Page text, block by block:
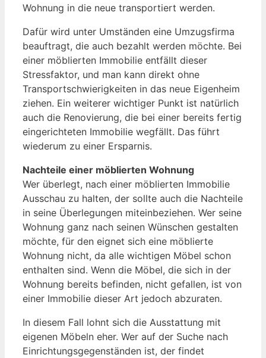
Wohnung in die neue transportiert werden.
Dafür wird unter Umständen eine Umzugsfirma
beauftragt, die auch bezahlt werden möchte. Bei
einer möblierten Immobilie entfällt dieser
Stressfaktor, und man kann direkt ohne
Transportschwierigkeiten in das neue Eigenheim
ziehen. Ein weiterer wichtiger Punkt ist natürlich
auch die Renovierung, die bei einer bereits fertig
eingerichteten Immobilie wegfällt. Das führt
wiederum zu einer Ersparnis.
Nachteile einer möblierten Wohnung
Wer überlegt, nach einer möblierten Immobilie
Ausschau zu halten, der sollte auch die Nachteile
in seine Überlegungen miteinbeziehen. Wer seine
Wohnung ganz nach seinen Wünschen gestalten
möchte, für den eignet sich eine möblierte
Wohnung nicht, da alle wichtigen Möbel schon
enthalten sind. Wenn die Möbel, die sich in der
Wohnung bereits befinden, nicht gefallen, ist von
einer Immobilie dieser Art jedoch abzuraten.
In diesem Fall lohnt sich die Ausstattung mit
eigenen Möbeln eher. Wer auf der Suche nach
Einrichtungsgegenständen ist, der findet